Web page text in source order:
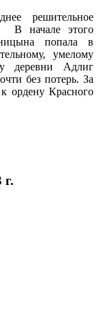
решительное
В начале этого
попала в
умелому
деревни Адлиг
без потерь. За
ордену Красного